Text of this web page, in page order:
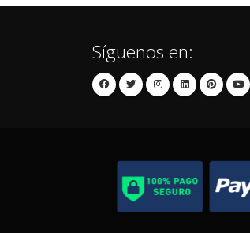
Síguenos en: